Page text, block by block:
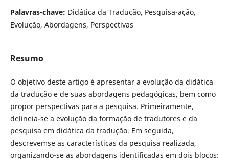
Palavras-chave: Didática da Tradução, Pesquisa-ação,
Evolução, Abordagens, Perspectivas
Resumo
O objetivo deste artigo é apresentar a evolução da didática
da tradução e de suas abordagens pedagógicas, bem como
propor perspectivas para a pesquisa. Primeiramente,
delineia-se a evolução da formação de tradutores e da
pesquisa em didática da tradução. Em seguida,
descrevemse as características da pesquisa realizada,
organizando-se as abordagens identificadas em dois blocos: